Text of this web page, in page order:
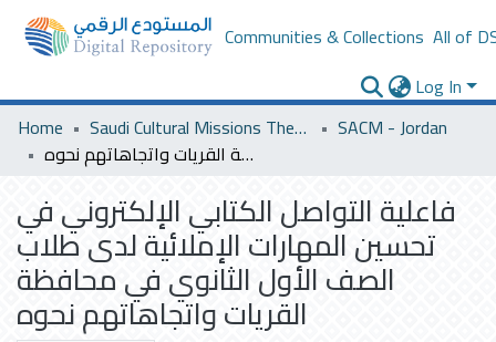
Communities & Collections All of
Log In
Home
Saudi Cultural Missions Theses & Dissertations
SACM - Jordan
فاعلية التواصل الكتابي الإلكتروني في تحسين المهارات الإملائية لدى طلاب الصف الأول الثانوي في محافظة القريات واتجاهاتهم نحوه
فاعلية التواصل الكتابي الإلكتروني في
تحسين المهارات الإملائية لدى طلاب
الصف الأول الثانوي في محافظة
القريات واتجاهاتهم نحوه